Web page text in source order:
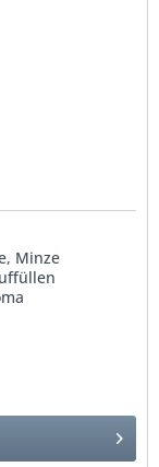
Minze